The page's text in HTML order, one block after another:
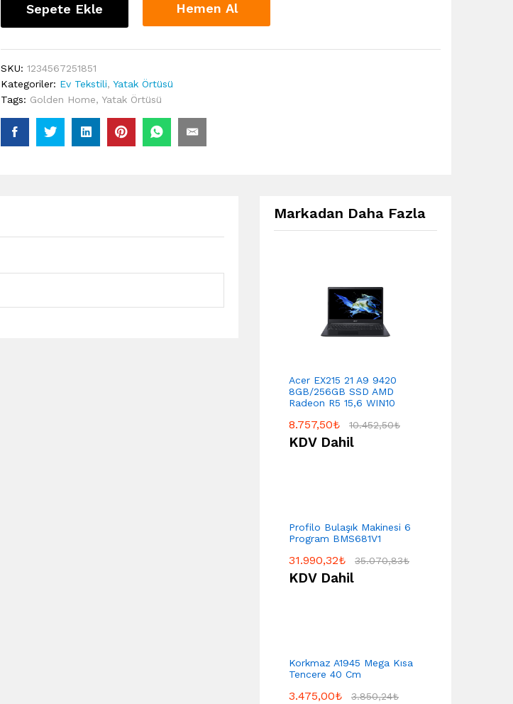
Sepete Ekle Hemen Al
SKU:1234567251851
Kategoriler: Ev Tekstili,Yatak Örtüsü
Tags: Golden Home, Yatak Örtüsü
Markadan Daha Fazla
Acer EX215 21 A9 9420
8GB/256GB SSD AMD
Radeon R5 15,6 WIN10
8.757,50₺ 10.452,50₺
KDV Dahil
Profilo Bulaşık Makinesi 6
Program BMS681V1
31.990,32₺ 35.070,83₺
KDV Dahil
Korkmaz A1945 Mega Kısa
Tencere 40 Cm
3.475,00₺ 3.850,24₺